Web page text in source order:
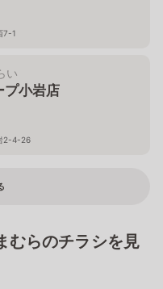
7-1
い
プ小岩店
2-4-26
むらのチラシを見